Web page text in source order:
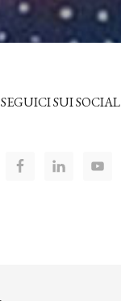
SEGUICI SUI SOCIAL